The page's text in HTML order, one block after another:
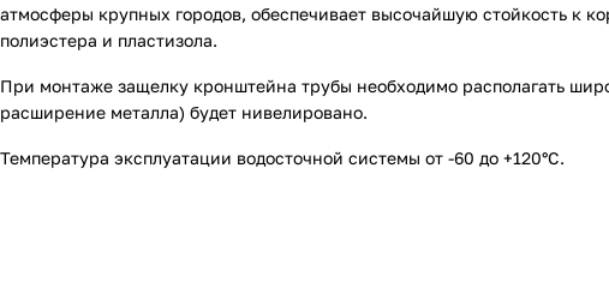
атмосферы крупных городов, обеспечивает высочайшую стойкость к
полиэстера и пластизола.
При монтаже защелку кронштейна трубы необходимо располагать
расширение металла) будет нивелировано.
Температура эксплуатации водосточной системы от -60 до +120°C.